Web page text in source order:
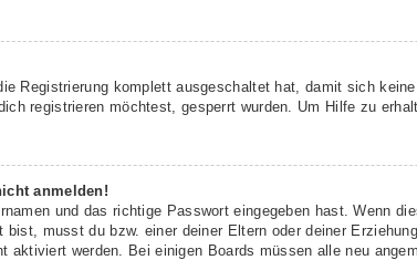
Registrierung komplett ausgeschaltet hat, damit sich
registrieren möchtest, gesperrt wurden. Um Hilfe zu
anmelden!
und das richtige Passwort eingegeben hast. Wenn
musst du bzw. einer deiner Eltern oder deiner
werden. Bei einigen Boards müssen alle neu